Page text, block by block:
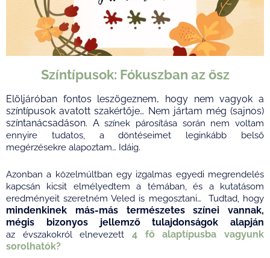
Színtípusok: Fókuszban az ősz
Elöljáróban fontos leszögeznem, hogy nem vagyok a
színtípusok avatott szakértője… Nem jártam még (sajnos)
színtanácsadáson. Aszínek párosítása során nem voltam
ennyire tudatos, a döntéseimet leginkább belső
megérzésekre alapoztam… Idáig.
Azonban a közelmúltban egy izgalmas egyedi megrendelés
kapcsán kicsit elmélyedtem a témában, és a kutatásom
eredményeit szeretném Veled is megosztani… Tudtad, hogy
mindenkinek más-más természetes színei vannak,
mégis bizonyos jellemző tulajdonságok alapján
az évszakokról elnevezett4 fő alaptípusba vagyunk
sorolhatók?